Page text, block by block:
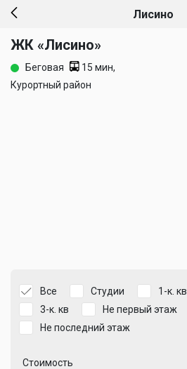
Лисино
ЖК «Лисино»
Беговая
15 мин,
Курортный район
Все Студии 1-к. кв
3-к. кв
Не первый этаж
Не последний этаж
Стоимость